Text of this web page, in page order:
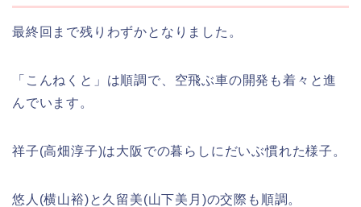
最終回まで残りわずかとなりました。
「こんねくと」は順調で、空飛ぶ車の開発も着々と進
んでいます。
祥子(高畑淳子)は大阪での暮らしにだいぶ慣れた様子。
悠人(横山裕)と久留美(山下美月)の交際も順調。